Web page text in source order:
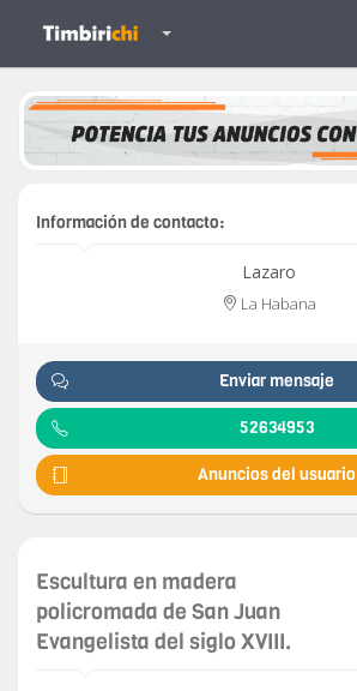
Información de contacto:
Lazaro
La Habana
Enviar mensaje
52634953
Anuncios del usuario
Escultura en madera
policromada de San Juan
Evangelista del siglo XVIII.